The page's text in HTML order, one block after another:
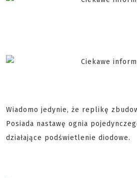
Wiadomo jedynie, że replikę
Posiada nastawę ognia
działające podświetlenie diodowe.